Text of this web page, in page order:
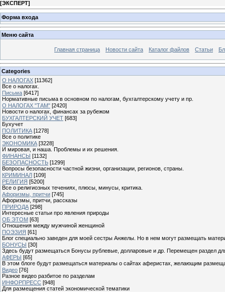
[ЭКСПЕРТ]
Форма входа
Меню сайта
Главная страница Новости сайта Каталог файлов Статьи
Categories
О НАЛОГАХ [11362]
Все о налогах.
Письма [6417]
Нормативные письма в основном по налогам, бухгалтерскому учету и пр.
О НАЛОГАХ "ТАМ" [2420]
Новости о налогах, финансах за рубежом
БУХГАЛТЕРСКИЙ УЧЕТ [683]
Бухучет
ПОЛИТИКА [1278]
Все о политике
ЭКОНОМИКА [3228]
И мировая, и наша. Проблемы и их решения.
ФИНАНСЫ [1132]
БЕЗОПАСНОСТЬ [1299]
Вопросы безопасности частной жизни, организации, регионов, страны.
КРИМИНАЛ [109]
РЕЛИГИЯ [5200]
Все о религиозных течениях, плюсы, минусы, критика.
Афоризмы, притчи [745]
Афоризмы, притчи, рассказы
ПРИРОДА [298]
Интересные статьи про явления природы
ОБ ЭТОМ [63]
Отношения между мужчиной женщиной
ПОЭЗИЯ [61]
Блог специально заведен для моей сестры Анжелы. Но в нем могут размещать
БОНУСЫ [30]
Здесь будут размещаться Бонусы рублевые, долларовые и др. Перемещен раздел
АФЕРЫ [65]
В этом блоге будут размещаться материалы о сайтах аферистах, желающим
Видео [76]
Разное видео разбитое по разделам
ИНФОРПРЕСС [948]
Для размещения статей экономической тематики